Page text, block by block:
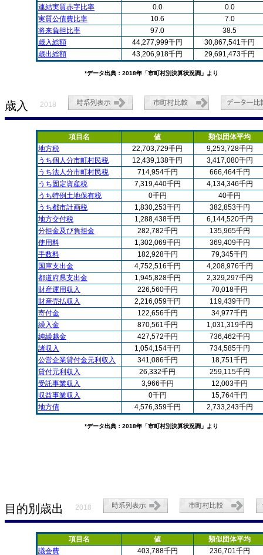
連結実質赤字比率
0.0
0.0
実質公債費比率
10.6
7.0
将来負担比率
97.0
38.5
歳入総額
44,277,999千円
30,867,541千円
歳出総額
43,206,918千円 29,691,473千円
*データ出典：2018年「市町村別決算状況調」より
歳入 2018
項目名 値
類似団体平均
地方税
22,703,729千円
9,253,728千円
うち個人分市町村民税
12,439,138千円
3,417,080千円
うち法人分市町村民税
714,954千円
666,464千円
うち固定資産税
7,319,440千円
4,134,346千円
うち特例土地保有税
0千円
40千円
うち都市計画税
1,830,253千円
382,853千円
地方交付税
1,288,438千円
6,144,520千円
分担金及び負担金
282,782千円
135,965千円
使用料
1,302,069千円
369,409千円
手数料
182,928千円
79,345千円
国庫支出金
4,752,516千円
4,208,976千円
都道府県支出金
1,945,828千円
2,329,297千円
財産運用収入
226,560千円
70,018千円
財産売払収入
2,216,059千円
119,439千円
寄付金
122,656千円
34,977千円
繰入金
870,561千円
1,031,319千円
純繰越金
427,572千円
736,462千円
諸収入
1,054,154千円
734,585千円
公営企業貸付金元利収入
341,086千円
18,751千円
貸付元利収入
26,332千円
259,115千円
受託事業収入
3,966千円
12,003千円
収益事業収入
0千円
15,764千円
地方債
4,576,359千円 2,733,243千円
*データ出典：2018年「市町村別決算状況調」より
目的別歳出 2018
項目名 値
類似団体平均
議会費
403,788千円 236,701千円